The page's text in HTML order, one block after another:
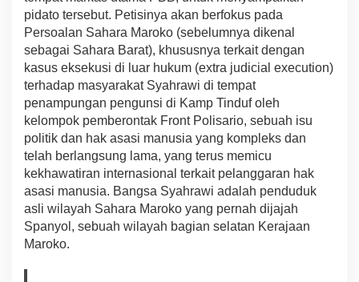
K
e
p
a
t
P
B
t
e
n
n
pidato tersebut. Petisinya akan berfokus pada
Persoalan Sahara Maroko (sebelumnya dikenal
sebagai Sahara Barat), khususnya terkait dengan
kasus eksekusi di luar hukum (extra judicial execution)
terhadap masyarakat Syahrawi di tempat
penampungan pengunsi di Kamp Tinduf oleh
kelompok pemberontak Front Polisario, sebuah isu
politik dan hak asasi manusia yang kompleks dan
telah berlangsung lama, yang terus memicu
kekhawatiran internasional terkait pelanggaran hak
asasi manusia. Bangsa Syahrawi adalah penduduk
asli wilayah Sahara Maroko yang pernah dijajah
Spanyol, sebuah wilayah bagian selatan Kerajaan
Maroko.